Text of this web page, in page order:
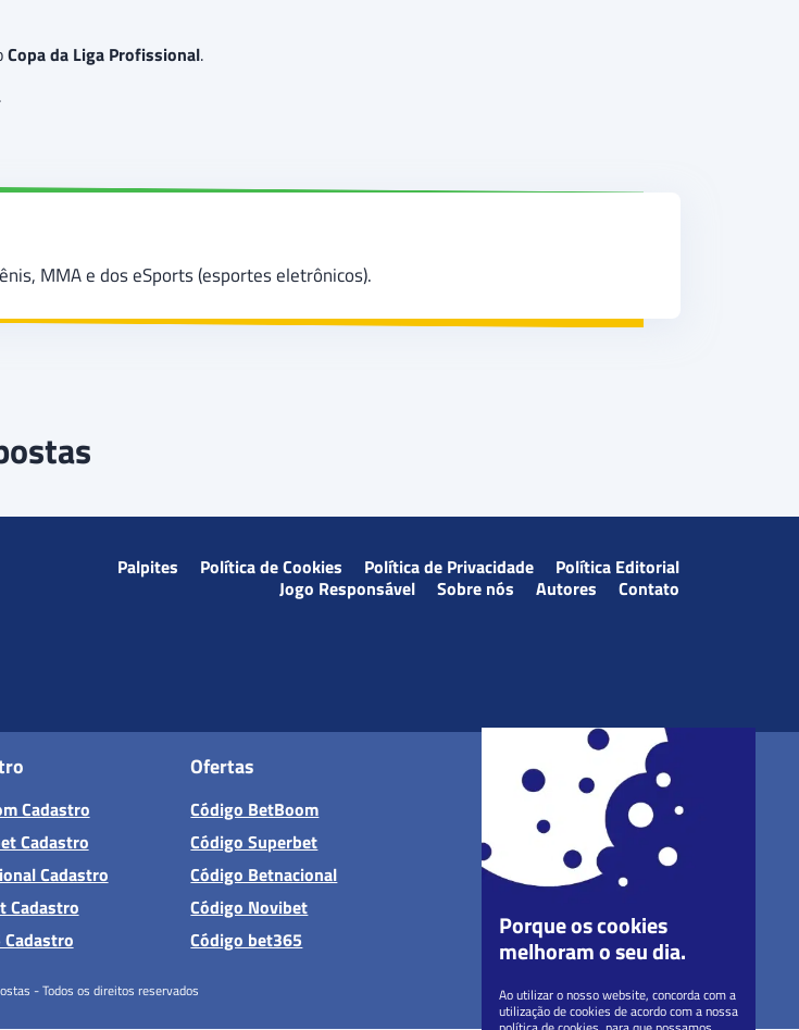
Copa da Liga Profissional.
.
MMA e dos eSports (esportes eletrônicos).
Palpites Política de Cookies Política de Privacidade
Política Editorial
Jogo Responsável
Sobre nós Autores Contato
Cadastro
Cadastro
Cadastro
Cadastro
Ofertas
Código BetBoom
Código Superbet
Código Betnacional
Código Novibet
Código bet365
- Todos os direitos reservados
Porque os cookies
melhoram o seu dia.
Ao utilizar o nosso website, concorda com a
utilização de cookies de acordo com a nossa